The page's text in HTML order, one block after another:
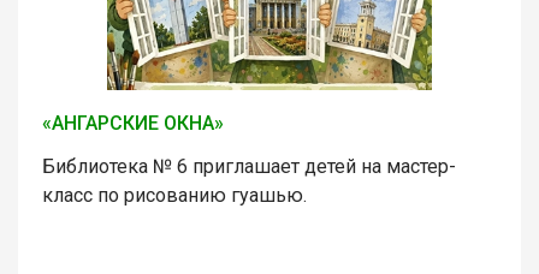
«АНГАРСКИЕ ОКНА»
Библиотека № 6 приглашает детей на мастер-
класс по рисованию гуашью.